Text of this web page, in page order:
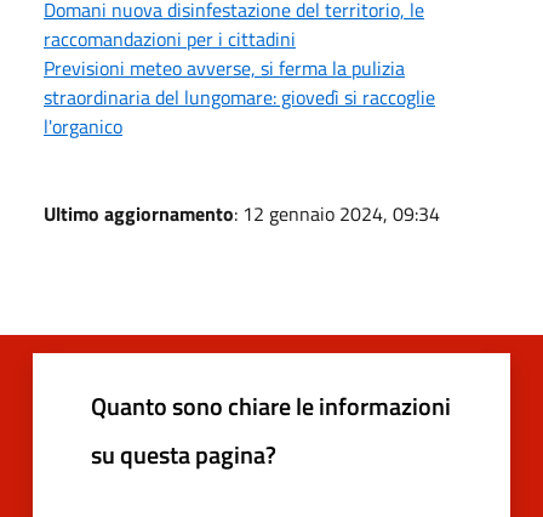
Domani nuova disinfestazione del territorio, le
raccomandazioni per i cittadini
Previsioni meteo avverse, si ferma la pulizia
straordinaria del lungomare: giovedì si raccoglie
l'organico
Ultimo aggiornamento: 12 gennaio 2024, 09:34
Quanto sono chiare le informazioni
su questa pagina?